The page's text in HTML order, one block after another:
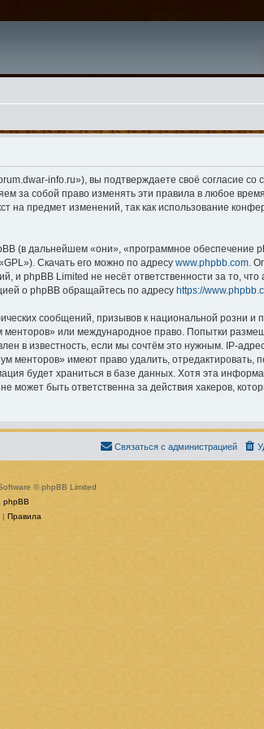
info.ru»), вы подтверждаете своё согласие со
за собой право изменять эти правила в любое
на предмет изменений, так как использование
(в дальнейшем «они», «программное обеспечение
Скачать его можно по адресу www.phpbb.com .
и phpBB Limited не несёт ответственности за то,
о phpBB обращайтесь по адресу https://
сообщений, призывов к национальной розни и
или международное право. Попытки
в известность, если мы сочтём это нужным. IP-
имеют право удалить, отредактировать,
будет храниться в базе данных. Хотя эта
быть ответственна за действия хакеров,
Связаться с администрацией
© phpBB Limited
phpBB
| Правила